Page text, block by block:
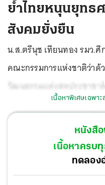
ย้ำไทยหนุนยุทธ
สังคมยั่งยืน
น.ส.ตรีนุช เทียนทอง รมว.ศึ
คณะกรรมการแห่งชาติว่าด้
วัฒนธรรมแห่งสหประชาชา
สมัยสามัญของยูเนสโก ครั้
เนสโก กรุงปารีส ว่า
ขอชื่น
ในช่วงการแพร่ระบาดโรค
เป็นไปอย่างต่อเนื่องการปร
รอบทศวรรษ เพื่อทบทวนก
เนื้อหาพิเศษเฉพา
หนังสื
เนื้อหาครบ
ทดลอง